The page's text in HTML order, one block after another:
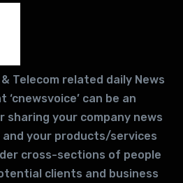
Telecom related daily News
can be an
your company news
your products/services
cross-sections of people
clients and business